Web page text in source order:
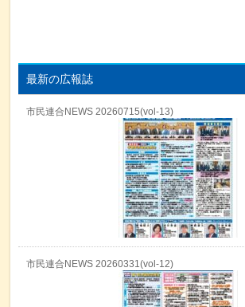
最新の広報誌
市民連合NEWS 20260715(vol-13)
市民連合NEWS 20260331(vol-12)